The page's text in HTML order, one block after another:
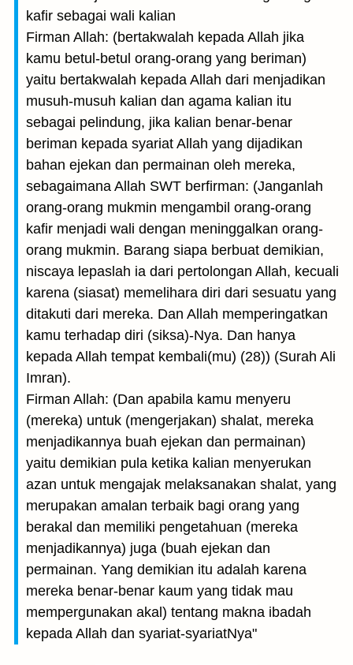
kafir sebagai wali kalian
Firman Allah: (bertakwalah kepada Allah jika
kamu betul-betul orang-orang yang beriman)
yaitu bertakwalah kepada Allah dari menjadikan
musuh-musuh kalian dan agama kalian itu
sebagai pelindung, jika kalian benar-benar
beriman kepada syariat Allah yang dijadikan
bahan ejekan dan permainan oleh mereka,
sebagaimana Allah SWT berfirman: (Janganlah
orang-orang mukmin mengambil orang-orang
kafir menjadi wali dengan meninggalkan orang-
orang mukmin. Barang siapa berbuat demikian,
niscaya lepaslah ia dari pertolongan Allah, kecuali
karena (siasat) memelihara diri dari sesuatu yang
ditakuti dari mereka. Dan Allah memperingatkan
kamu terhadap diri (siksa)-Nya. Dan hanya
kepada Allah tempat kembali(mu) (28)) (Surah Ali
Imran).
Firman Allah: (Dan apabila kamu menyeru
(mereka) untuk (mengerjakan) shalat, mereka
menjadikannya buah ejekan dan permainan)
yaitu demikian pula ketika kalian menyerukan
azan untuk mengajak melaksanakan shalat, yang
merupakan amalan terbaik bagi orang yang
berakal dan memiliki pengetahuan (mereka
menjadikannya) juga (buah ejekan dan
permainan. Yang demikian itu adalah karena
mereka benar-benar kaum yang tidak mau
mempergunakan akal) tentang makna ibadah
kepada Allah dan syariat-syariatNya"